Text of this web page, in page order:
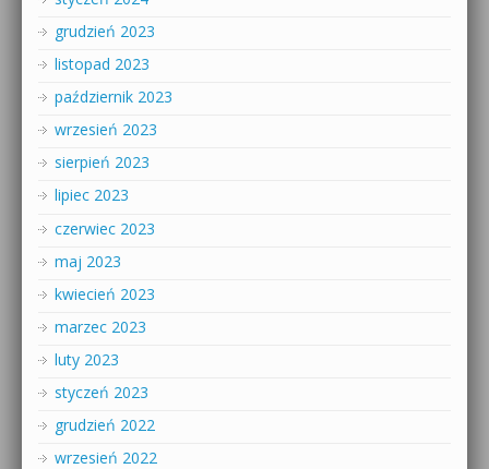
grudzień 2023
listopad 2023
październik 2023
wrzesień 2023
sierpień 2023
lipiec 2023
czerwiec 2023
maj 2023
kwiecień 2023
marzec 2023
luty 2023
styczeń 2023
grudzień 2022
wrzesień 2022